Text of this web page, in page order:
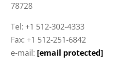
78728
Tel: +1 512-302-4333
Fax: +1 512-251-6842
e-mail: [email protected]